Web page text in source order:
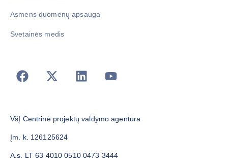
Asmens duomenų apsauga
Svetainės medis
VšĮ Centrinė projektų valdymo agentūra
Įm. k. 126125624
A.s. LT 63 4010 0510 0473 3444